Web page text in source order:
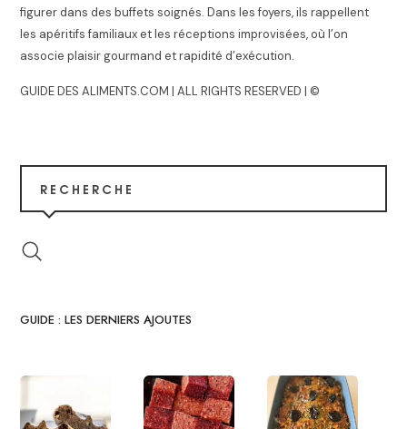
figurer dans des buffets soignés. Dans les foyers, ils rappellent
les apéritifs familiaux et les réceptions improvisées, où l’on
associe plaisir gourmand et rapidité d’exécution.
GUIDE DES ALIMENTS.COM | ALL RIGHTS RESERVED | ©
RECHERCHE
GUIDE : LES DERNIERS AJOUTES